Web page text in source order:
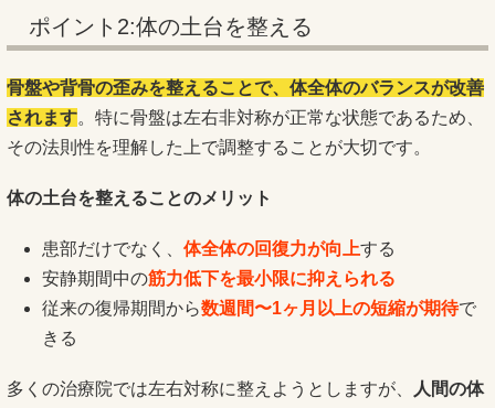
ポイント2:体の土台を整える
骨盤や背骨の歪みを整えることで、体全体のバランスが改善
されます。特に骨盤は左右非対称が正常な状態であるため、
その法則性を理解した上で調整することが大切です。
体の土台を整えることのメリット
患部だけでなく、 体全体の回復力が向上する
安静期間中の筋力低下を最小限に抑えられる
従来の復帰期間から数週間〜1ヶ月以上の短縮が期待で
きる
多くの治療院では左右対称に整えようとしますが、
人間の体